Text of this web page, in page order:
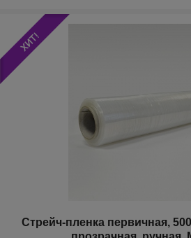
Стрейч-пленка первичная,